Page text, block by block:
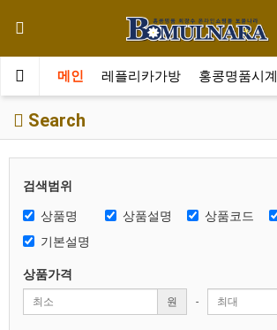
메인 레플리카가방 홍콩명품시계
Search
검색범위
상품명 상품설명 상품코드
기본설명
상품가격
원 -